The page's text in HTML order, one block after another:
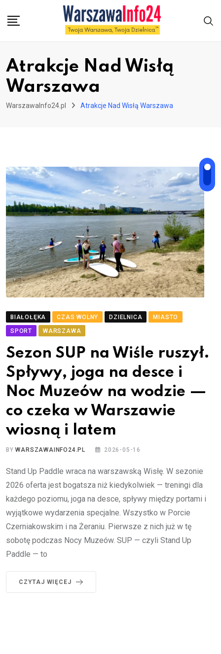
Atrakcje Nad Wisłą
Warszawa
WarszawaInfo24.pl Atrakcje Nad Wisłą Warszawa
BIAŁOŁĘKA CZAS WOLNY DZIELNICA
MIASTO
SPORT
WARSZAWA
Sezon SUP na Wiśle ruszył.
Spływy, joga na desce i
Noc Muzeów na wodzie —
co czeka w Warszawie
wiosną i latem
BYWARSZAWAINFO24.PL 2026-05-16
Stand Up Paddle wraca na warszawską Wisłę. W sezonie
2026 oferta jest bogatsza niż kiedykolwiek — treningi dla
każdego poziomu, joga na desce, spływy między portami i
wyjątkowe wydarzenia specjalne. Wszystko w Porcie
Czerniakowskim i na Żeraniu. Pierwsze z nich już w tę
sobotę podczas Nocy Muzeów. SUP — czyli Stand Up
Paddle — to
CZYTAJ WIĘCEJ